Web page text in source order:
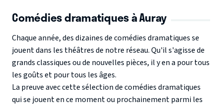
Comédies dramatiques à Auray
Chaque année, des dizaines de comédies dramatiques se
jouent dans les théâtres de notre réseau. Qu'il s'agisse de
grands classiques ou de nouvelles pièces, il y en a pour tous
les goûts et pour tous les âges.
La preuve avec cette sélection de comédies dramatiques
qui se jouent en ce moment ou prochainement parmi les